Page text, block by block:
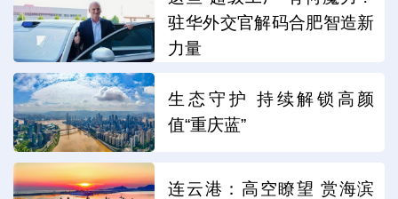
驻华外交官解码合肥智造新
力量
生态守护 持续解锁高颜
值“重庆蓝”
连云港：高空瞭望 赏海滨